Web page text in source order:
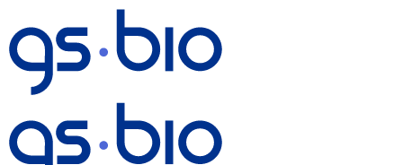
al
contenido